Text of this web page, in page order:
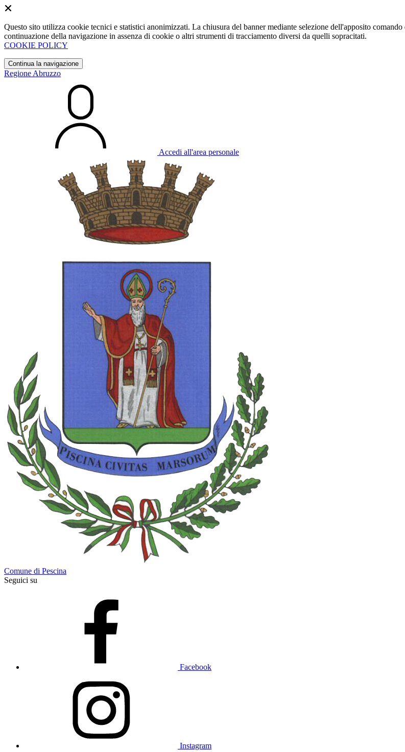
Questo sito utilizza cookie tecnici e statistici anonimizzati. La chiusura del banner mediante selezione dell'apposito
continuazione della navigazione in assenza di cookie o altri strumenti di tracciamento diversi da quelli sopracitati.
COOKIE POLICY
Continua la navigazione
Regione Abruzzo
Accedi all'area personale
Comune di Pescina
Seguici su
Facebook
Instagram